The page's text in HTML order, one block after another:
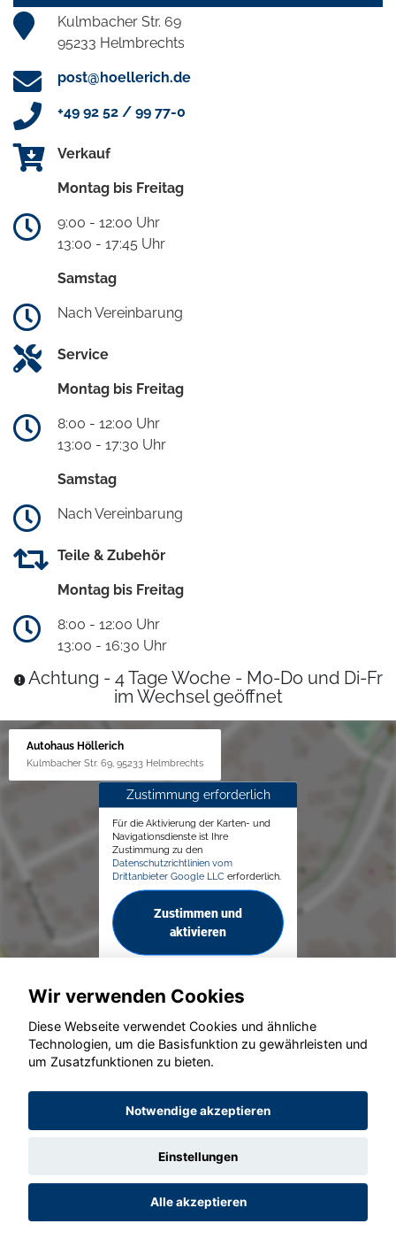
Kulmbacher Str. 69
95233 Helmbrechts
post@hoellerich.de
+49 92 52 / 99 77-0
Verkauf
Montag bis Freitag
9:00 - 12:00 Uhr
13:00 - 17:45 Uhr
Samstag
Nach Vereinbarung
Service
Montag bis Freitag
8:00 - 12:00 Uhr
13:00 - 17:30 Uhr
Samstag
Nach Vereinbarung
Teile & Zubehör
Montag bis Freitag
8:00 - 12:00 Uhr
13:00 - 16:30 Uhr
Achtung - 4 Tage Woche - Mo-Do und Di-Fr
im Wechsel geöffnet
Autohaus Höllerich
Kulmbacher Str. 69, 95233 Helmbrechts
Zustimmung erforderlich
Für die Aktivierung der Karten- und
Navigationsdienste ist Ihre
Zustimmung zu den
Datenschutzrichtlinien vom
Drittanbieter Google LLC erforderlich.
Zustimmen und
aktivieren
© konjunkturmotor.de GmbH 2020 - 2026
Wir verwenden Cookies
Diese Webseite verwendet Cookies und ähnliche
Technologien, um die Basisfunktion zu gewährleisten und
um Zusatzfunktionen zu bieten.
Notwendige akzeptieren
Einstellungen
Alle akzeptieren